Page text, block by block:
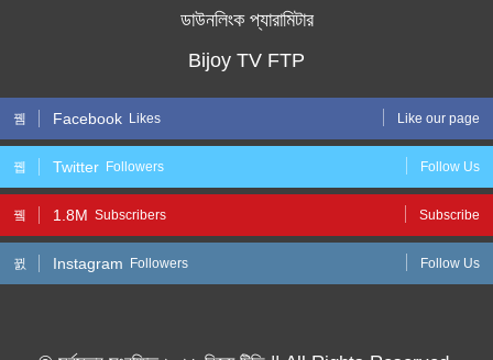
ডাউনলিংক প্যারামিটার
Bijoy TV FTP
Facebook Likes Like our page
Twitter Followers Follow Us
1.8M Subscribers Subscribe
Instagram Followers Follow Us